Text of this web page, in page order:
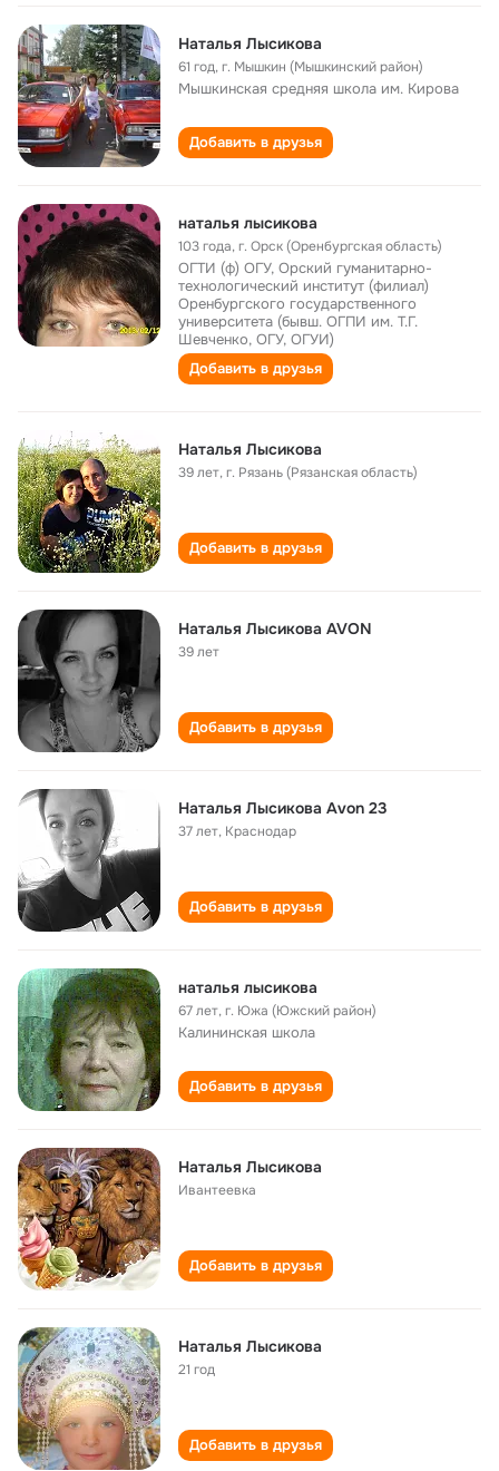
Наталья Лысикова
61 год,г. Мышкин (Мышкинский район)
Мышкинская cредняя школа им. Кирова
Добавить в друзья
наталья лысикова
103 года,г. Орск (Оренбургская область)
ОГТИ (ф) ОГУ, Орский гуманитарно-
технологический институт (филиал)
Оренбургского государственного
университета (бывш. ОГПИ им. Т.Г.
Шевченко, ОГУ, ОГУИ)
Добавить в друзья
Наталья Лысикова
39 лет,г. Рязань (Рязанская область)
Добавить в друзья
Наталья Лысикова AVON
39 лет
Добавить в друзья
Наталья Лысикова Avon 23
37 лет, Краснодар
Добавить в друзья
наталья лысикова
67 лет,г. Южа (Южский район)
Калининская школа
Добавить в друзья
Наталья Лысикова
Ивантеевка
Добавить в друзья
Наталья Лысикова
21 год
Добавить в друзья